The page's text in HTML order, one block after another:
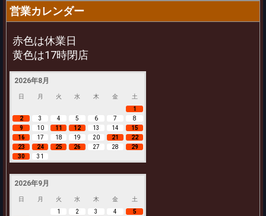
営業カレンダー
赤色は休業日
黄色は17時閉店
2026年8月
日 月 火 水 木 金
土
1
2
3 4 5 6 7
8
9
10 11 12 13 14
15
16
17 18 19 20 21
22
23
24 25 26 27 28
29
30
31
2026年9月
日 月 火 水 木 金
土
1
2 3 4
5